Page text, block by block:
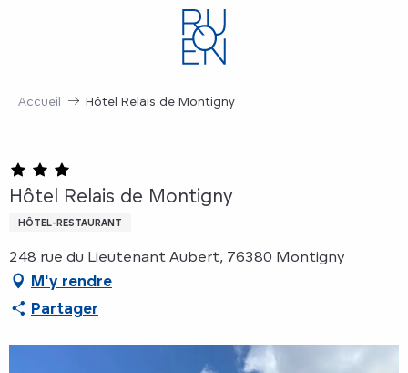
Accueil Hôtel Relais de Montigny
Hôtel Relais de Montigny
HÔTEL-RESTAURANT
248 rue du Lieutenant Aubert, 76380 Montigny
M'y rendre
Partager